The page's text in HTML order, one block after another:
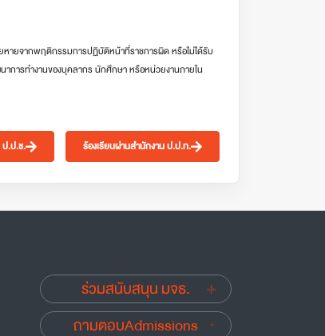
หายจากพฤติกรรมการปฏิบัติหน้าที่ราชการผิด หรือไม่ได้รับ
าการทำงานของบุคลากร นักศึกษา หรือหน่วยงานภายใน
ป.ป.ช. ร้องเรียนผ่านสำนักงาน ป.ป.ท.
ร่วมสนับสนุน มจธ.
ถามตอบAdmissions